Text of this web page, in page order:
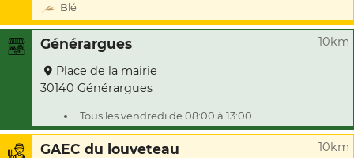
Blé
Générargues 10km
Place de la mairie
30140 Générargues
Tous les vendredi de 08:00 à 13:00
GAEC du louveteau 10km